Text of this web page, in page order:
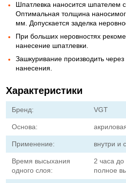
Шпатлевка наносится шпателем
Оптимальная толщина
мм. Допускается заделка
При больших неровностях
нанесение шпатлевки.
Зашкуривание производить
нанесения.
Характеристики
Бренд: VGT
Основа:
Применение: внутри и
Время высыхания
одного слоя:
2 часа до
полное